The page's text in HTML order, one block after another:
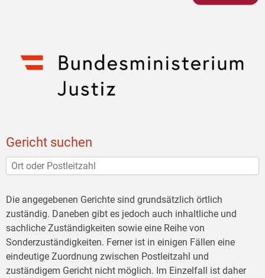
Gericht suchen
Die angegebenen Gerichte sind grundsätzlich örtlich
zuständig. Daneben gibt es jedoch auch inhaltliche und
sachliche Zuständigkeiten sowie eine Reihe von
Sonderzuständigkeiten. Ferner ist in einigen Fällen eine
eindeutige Zuordnung zwischen Postleitzahl und
zuständigem Gericht nicht möglich. Im Einzelfall ist daher